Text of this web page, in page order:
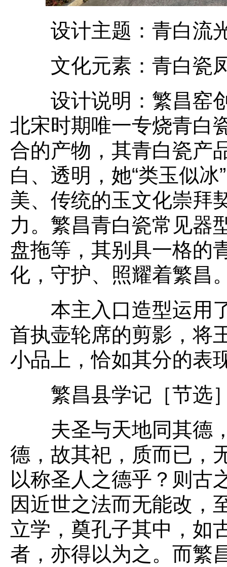
设计主题：青白流
文化元素：青白瓷凤
设计说明：繁昌窑创
北宋时期唯一专烧青白
合的产物，其青白瓷产
白、透明，她“类玉似
美、传统的玉文化崇拜
力。繁昌青白瓷常见器
盘拖等，其别具一格的
化，守护、照耀着繁昌
本主入口造型运用了
首执壶轮席的剪影，将
小品上，恰如其分的表
繁昌县学记［节选］
夫圣与天地同其德，
德，故其祀，质而已，
以称圣人之德乎？则古
因近世之法而无能改，
立学，奠孔子其中，如
者，亦得以为之。而繁